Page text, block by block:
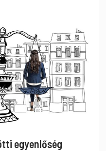
egyenlőség